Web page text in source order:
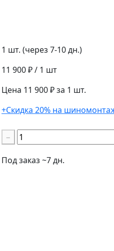
1 шт. (через 7-10 дн.)
11 900 ₽/ 1 шт
Цена 11 900 ₽ за 1 шт.
+Скидка 20% на
−
Под заказ ~7 дн.